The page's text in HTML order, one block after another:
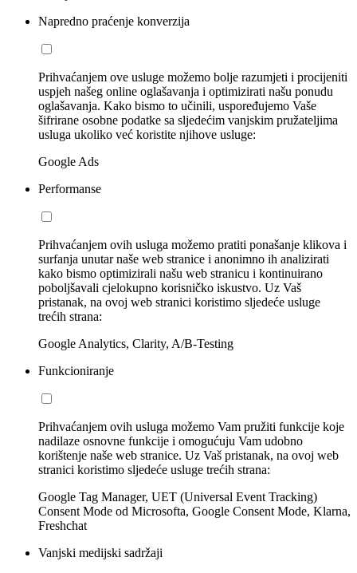
Napredno praćenje konverzija
Prihvaćanjem ove usluge možemo bolje razumjeti i procijeniti
uspjeh našeg online oglašavanja i optimizirati našu ponudu
oglašavanja. Kako bismo to učinili, uspoređujemo Vaše
šifrirane osobne podatke sa sljedećim vanjskim pružateljima
usluga ukoliko već koristite njihove usluge:
Google Ads
Performanse
Prihvaćanjem ovih usluga možemo pratiti ponašanje klikova i
surfanja unutar naše web stranice i anonimno ih analizirati
kako bismo optimizirali našu web stranicu i kontinuirano
poboljšavali cjelokupno korisničko iskustvo. Uz Vaš
pristanak, na ovoj web stranici koristimo sljedeće usluge
trećih strana:
Google Analytics, Clarity, A/B-Testing
Funkcioniranje
Prihvaćanjem ovih usluga možemo Vam pružiti funkcije koje
nadilaze osnovne funkcije i omogućuju Vam udobno
korištenje naše web stranice. Uz Vaš pristanak, na ovoj web
stranici koristimo sljedeće usluge trećih strana:
Google Tag Manager, UET (Universal Event Tracking)
Consent Mode od Microsofta, Google Consent Mode, Klarna,
Freshchat
Vanjski medijski sadržaji